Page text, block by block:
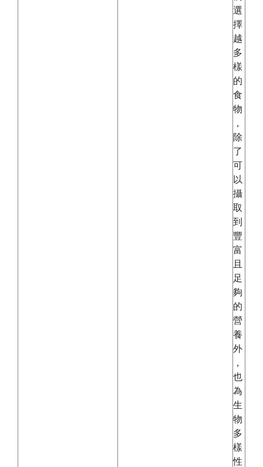
選
擇
越
多
樣
的
食
物
，
除
了
可
以
攝
取
到
豐
富
且
足
夠
的
營
養
外
，
也
為
生
物
多
樣
性